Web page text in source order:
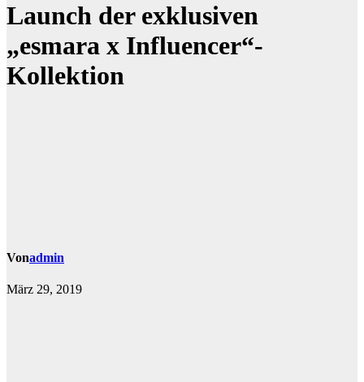
Launch der exklusiven
„esmara x Influencer“-
Kollektion
Vonadmin
März 29, 2019